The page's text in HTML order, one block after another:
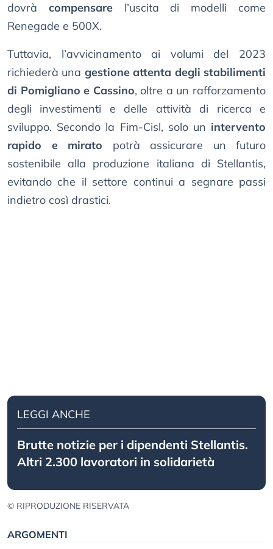
dovrà compensarel’uscita di modelli come
Renegade e 500X.
Tuttavia, l’avvicinamento ai volumi del 2023
richiederà una gestione attenta degli stabilimenti
di Pomigliano e Cassino, oltre a un rafforzamento
degli investimenti e delle attività di ricerca e
sviluppo. Secondo la Fim-Cisl, solo un intervento
rapido e mirato potrà assicurare un futuro
sostenibile alla produzione italiana di Stellantis,
evitando che il settore continui a segnare passi
indietro così drastici.
LEGGI ANCHE
Brutte notizie per i dipendenti Stellantis.
Altri 2.300 lavoratori in solidarietà
© RIPRODUZIONE RISERVATA
ARGOMENTI